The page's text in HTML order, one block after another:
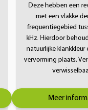
Deze hebben een
met een vlakke
frequentiegebied
kHz. Hierdoor
natuurlijke klankkleur
vervorming plaats.
Meer